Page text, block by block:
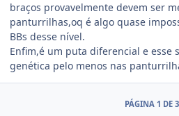
braços provavelmente devem ser
panturrilhas,oq é algo quase
BBs desse nível.
Enfim,é um puta diferencial e esse
genética pelo menos nas
PÁGINA 1 DE 3